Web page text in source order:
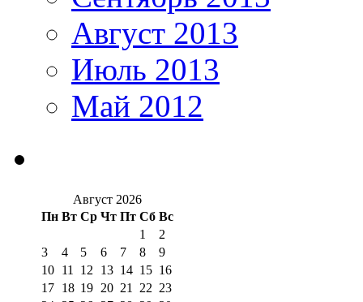
Август 2013
Июль 2013
Май 2012
Август 2026
Пн Вт Ср Чт Пт Сб Вс
1
2
3
4 5 6 7 8
9
10 11 12 13 14 15 16
17 18 19 20 21 22 23